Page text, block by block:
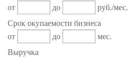
от
до
руб./мес.
Срок окупаемости бизнеса
от
до
мес.
Выручка